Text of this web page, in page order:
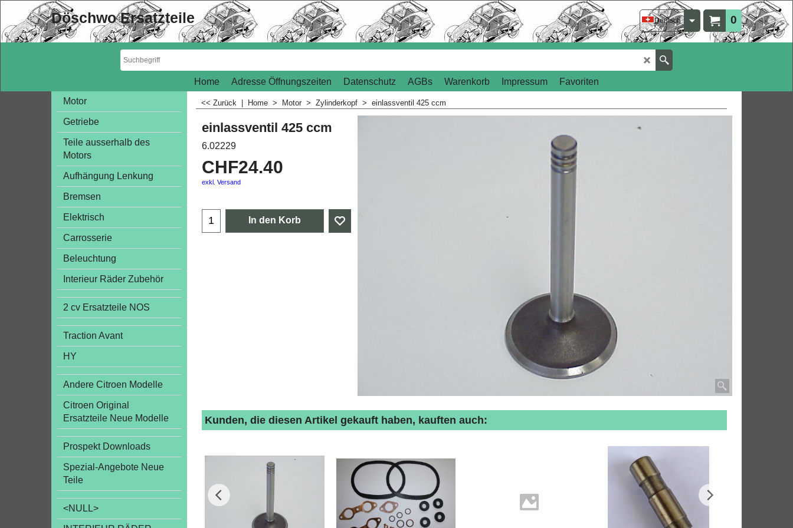
0
Deutsch
Döschwo Ersatzteile
Home Adresse Öffnungszeiten Datenschutz AGBs Warenkorb Impressum
Favoriten
Motor
Getriebe
Teile ausserhalb des
Motors
Aufhängung Lenkung
Bremsen
Elektrisch
Carrosserie
Beleuchtung
Interieur Räder Zubehör
2 cv Ersatzteile NOS
Traction Avant
HY
Andere Citroen Modelle
Citroen Original
Ersatzteile Neue Modelle
Prospekt Downloads
Spezial-Angebote Neue
Teile
<NULL>
<< Zurück Home > Motor > Zylinderkopf > einlassventil 425 ccm
einlassventil 425 ccm
6.02229
CHF24.40
exkl. Versand
In den Korb
Kunden, die diesen Artikel gekauft haben, kauften auch: